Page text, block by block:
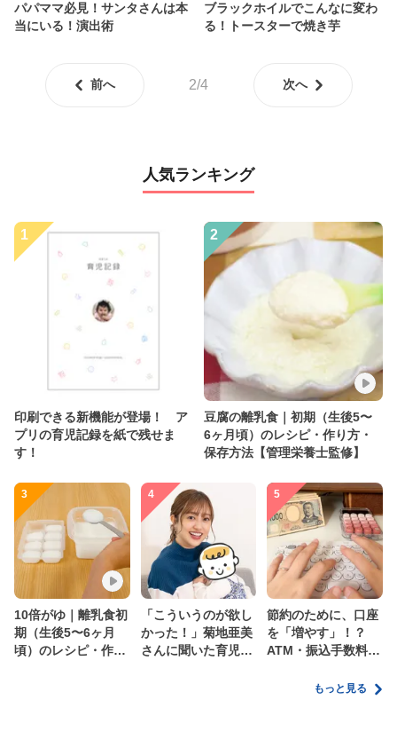
パパママ必見！サンタさんは本
当にいる！演出術
ブラックホイルでこんなに変わ
る！トースターで焼き芋
前へ 2/4 次へ
人気ランキング
1
印刷できる新機能が登場！ ア
プリの育児記録を紙で残せま
す！
2
豆腐の離乳食｜初期（生後5〜
6ヶ月頃）のレシピ・作り方・
保存方法【管理栄養士監修】
3
10倍がゆ｜離乳食初
期（生後5〜6ヶ月
頃）のレシピ・作り
4
「こういうのが欲し
かった！」菊地亜美
さんに聞いた育児
5
節約のために、口座
を「増やす」！？
ATM・振込手数料の
家計管理術もっと見る